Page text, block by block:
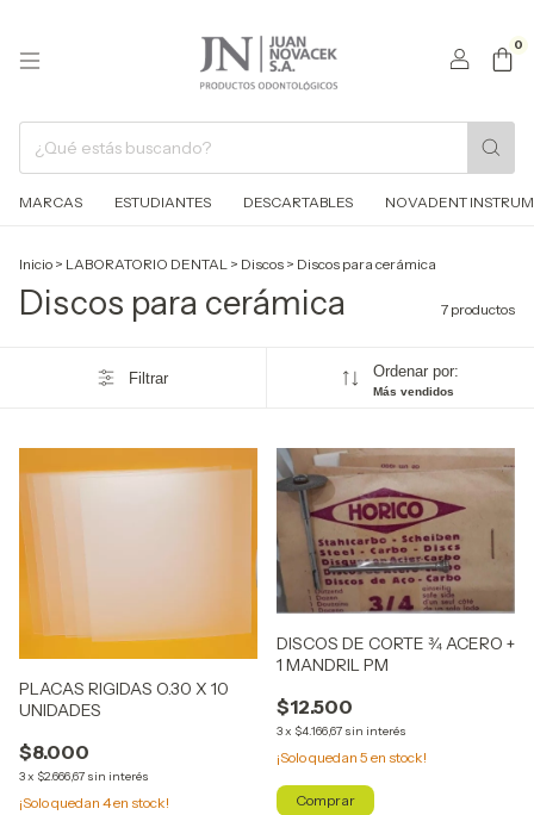
0
MARCAS ESTUDIANTES DESCARTABLES NOVADENT
Inicio > LABORATORIO DENTAL > Discos > Discos para cerámica
Discos para cerámica 7 productos
Filtrar Ordenar por:
Más vendidos
PLACAS RIGIDAS O.30 X 10
UNIDADES
$8.000
3x $2.666,67 sin interés
¡Solo quedan 4en stock!
DISCOS DE CORTE ¾ ACERO +
1 MANDRIL PM
$12.500
3x $4.166,67 sin interés
¡Solo quedan 5 en stock!